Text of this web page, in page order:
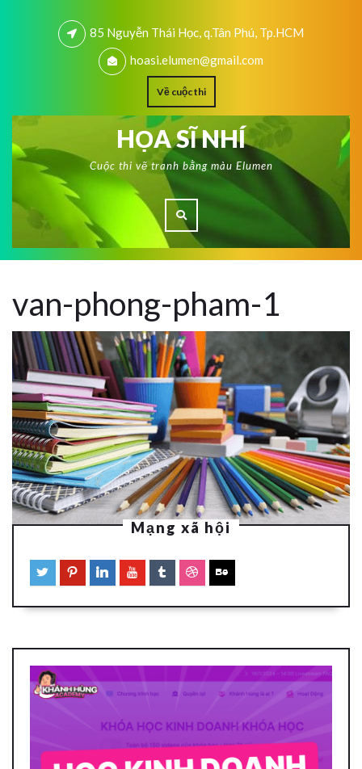
85 Nguyễn Thái Học, q.Tân Phú, Tp.HCM
hoasi.elumen@gmail.com
Về cuộc thi
HỌA SĨ NHÍ
Cuộc thi vẽ tranh bằng màu Elumen
van-phong-pham-1
Mạng xã hội